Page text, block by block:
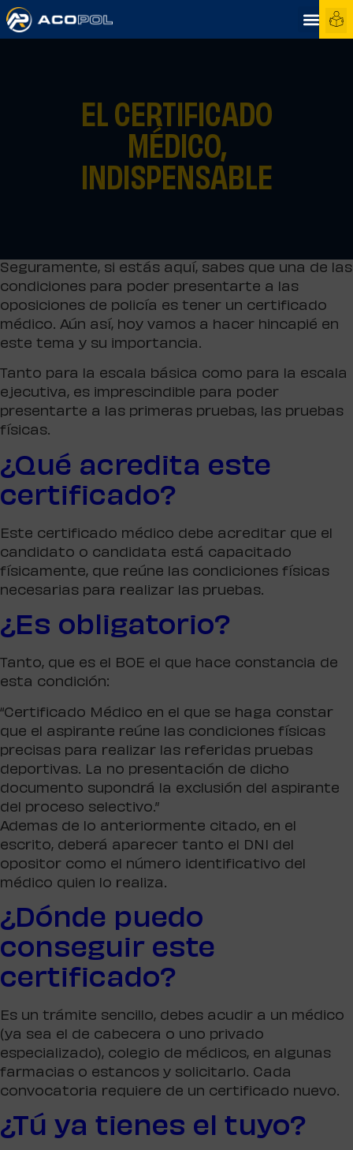
EL CERTIFICADO
MÉDICO,
INDISPENSABLE
Seguramente, si estás aquí, sabes que una de las
condiciones para poder presentarte a las
oposiciones de policía es tener un certificado
médico. Aún así, hoy vamos a hacer hincapié en
este tema y su importancia.
Tanto para la escala básica como para la escala
ejecutiva, es imprescindible para poder
presentarte a las primeras pruebas, las pruebas
físicas.
¿Qué acredita este
certificado?
Este certificado médico debe acreditar que el
candidato o candidata está capacitado
físicamente, que reúne las condiciones físicas
necesarias para realizar las pruebas.
¿Es obligatorio?
Tanto, que es el BOE el que hace constancia de
esta condición:
“Certificado Médico en el que se haga constar
que el aspirante reúne las condiciones físicas
precisas para realizar las referidas pruebas
deportivas. La no presentación de dicho
documento supondrá la exclusión del aspirante
del proceso selectivo.”
Ademas de lo anteriormente citado, en el
escrito, deberá aparecer tanto el DNI del
opositor como el número identificativo del
médico quien lo realiza.
¿Dónde puedo
conseguir este
certificado?
Es un trámite sencillo, debes acudir a un médico
(ya sea el de cabecera o uno privado
especializado), colegio de médicos, en algunas
farmacias o estancos y solicitarlo. Cada
convocatoria requiere de un certificado nuevo.
¿Tú ya tienes el tuyo?